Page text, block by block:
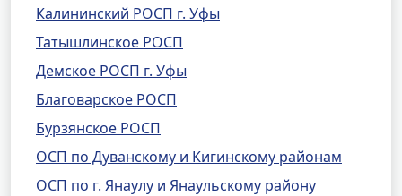
Калининский РОСП г. Уфы
Татышлинское РОСП
Демское РОСП г. Уфы
Благоварское РОСП
Бурзянское РОСП
ОСП по Дуванскому и Кигинскому районам
ОСП по г. Янаулу и Янаульскому району